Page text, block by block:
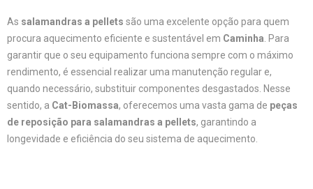
As salamandras a pellets são uma excelente opção para quem
procura aquecimento eficiente e sustentável em Caminha . Para
garantir que o seu equipamento funciona sempre com o máximo
rendimento, é essencial realizar uma manutenção regular e,
quando necessário, substituir componentes desgastados. Nesse
sentido, a Cat-Biomassa, oferecemos uma vasta gama de peças
de reposição para salamandras a pellets, garantindo a
longevidade e eficiência do seu sistema de aquecimento.